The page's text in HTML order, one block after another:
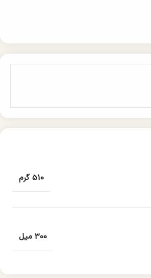
510 گرم
300 میل